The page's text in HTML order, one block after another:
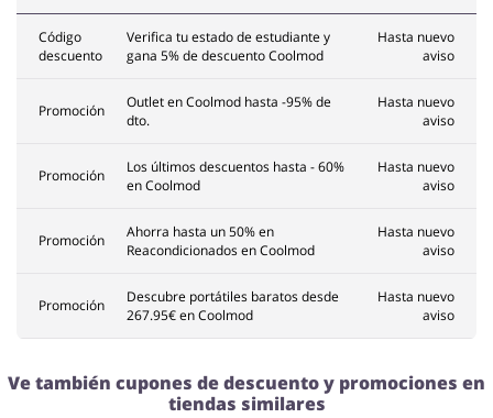
Código
descuento
Verifica tu estado de estudiante y
gana 5% de descuento Coolmod
Hasta nuevo
aviso
Promoción
Outlet en Coolmod hasta -95% de
dto.
Hasta nuevo
aviso
Promoción
Los últimos descuentos hasta - 60%
en Coolmod
Hasta nuevo
aviso
Promoción
Ahorra hasta un 50% en
Reacondicionados en Coolmod
Hasta nuevo
aviso
Promoción
Descubre portátiles baratos desde
267.95€ en Coolmod
Hasta nuevo
aviso
Ve también cupones de descuento y promociones en
tiendas similares